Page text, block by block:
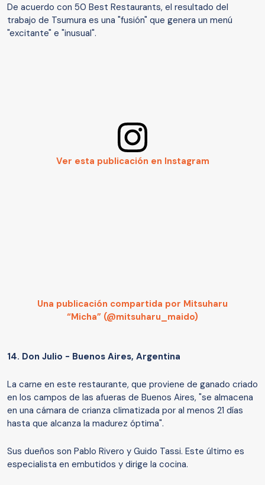
De acuerdo con 50 Best Restaurants, el resultado del
trabajo de Tsumura es una "fusión" que genera un menú
"excitante" e "inusual".
Ver esta publicación en Instagram
Una publicación compartida por Mitsuharu
“Micha” (@mitsuharu_maido)
14. Don Julio - Buenos Aires, Argentina
La carne en este restaurante, que proviene de ganado criado
en los campos de las afueras de Buenos Aires, "se almacena
en una cámara de crianza climatizada por al menos 21 días
hasta que alcanza la madurez óptima".
Sus dueños son Pablo Rivero y Guido Tassi. Este último es
especialista en embutidos y dirige la cocina.